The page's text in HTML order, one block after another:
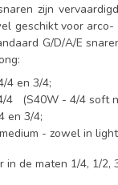
zijn
geschikt voor
G/D/A/E
4 en 3/4;
4 (S40W - 4/4 soft
en 3/4;
- zowel in
de maten 1/4, 1/2,